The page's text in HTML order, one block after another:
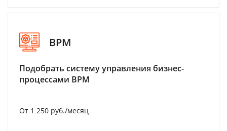
BPM
Подобрать систему управления бизнес-
процессами BPM
От 1 250 руб./месяц